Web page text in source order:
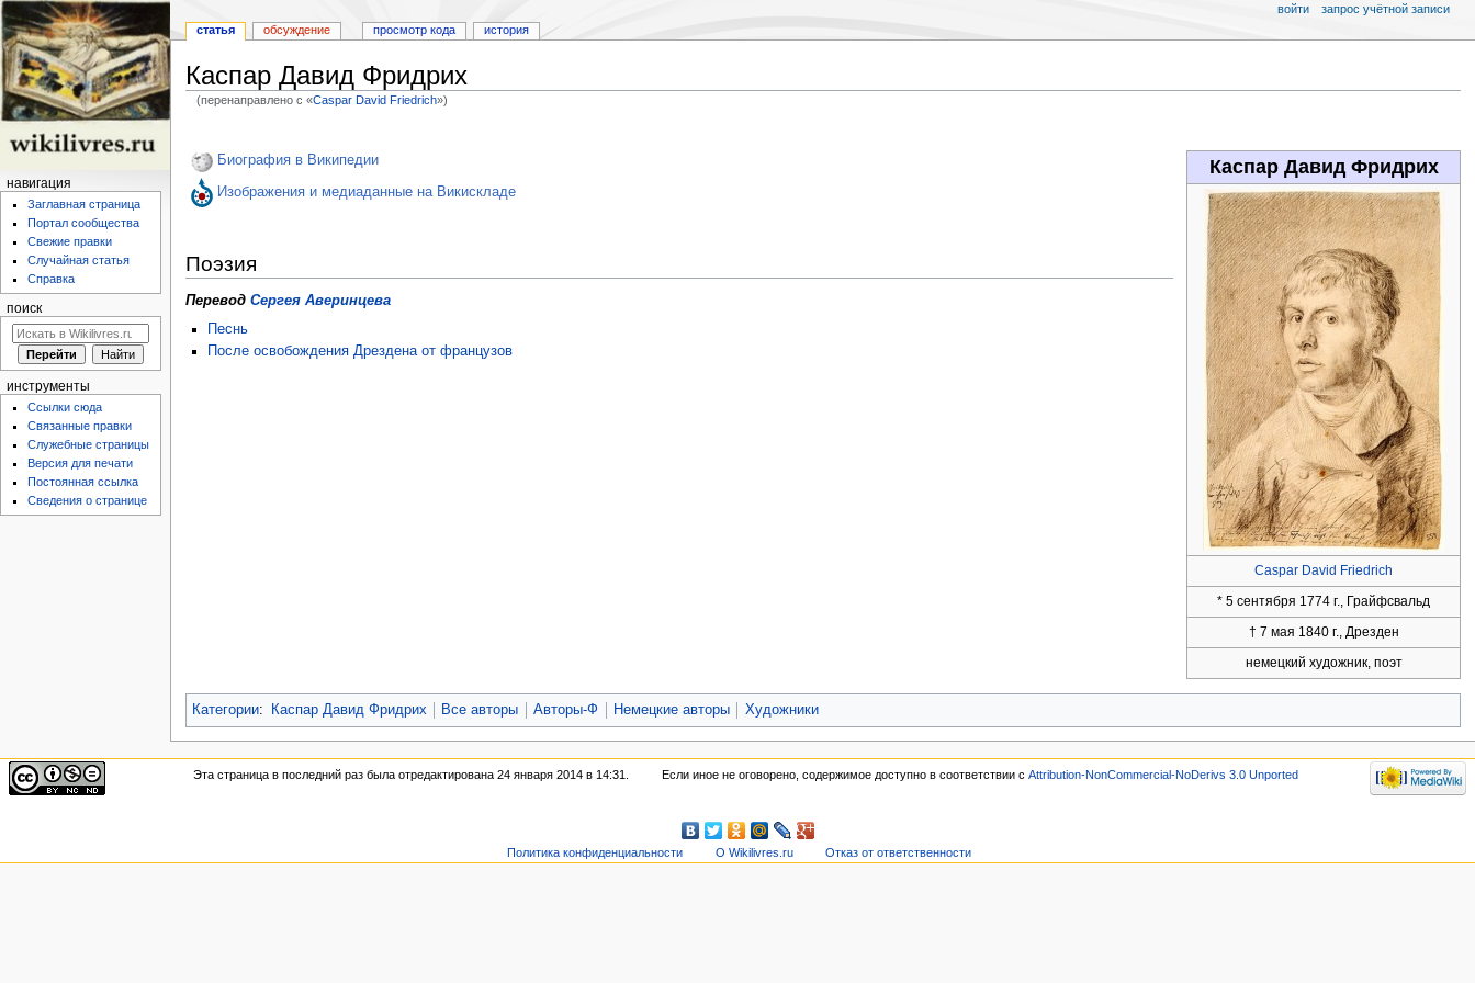
Каспар Давид Фридрих
(перенаправлено с «Caspar David Friedrich»)
навигации
поиску
Каспар Давид Фридрих
Caspar David Friedrich
* 5 сентября 1774 г., Грайфсвальд
† 7 мая 1840 г., Дрезден
немецкий художник, поэт
Биография в Википедии
Изображения и медиаданные на Викискладе
Поэзия
Перевод Сергея Аверинцева
Песнь
После освобождения Дрездена от французов
Категории: Каспар Давид Фридрих Все авторы Авторы-Ф Немецкие авторы Художники
статья обсуждение просмотр кода история
войти запрос учётной записи
навигация
Заглавная страница
Портал сообщества
Свежие правки
Случайная статья
Справка
поиск
инструменты
Ссылки сюда
Связанные правки
Служебные страницы
Версия для печати
Постоянная ссылка
Сведения о странице
Эта страница в последний раз была отредактирована 24 января 2014 в 14:31. Если иное не оговорено, содержимое доступно в соответствии с Attribution-NonCommercial-NoDerivs 3.0 Unported
Политика конфиденциальности О Wikilivres.ru Отказ от ответственности